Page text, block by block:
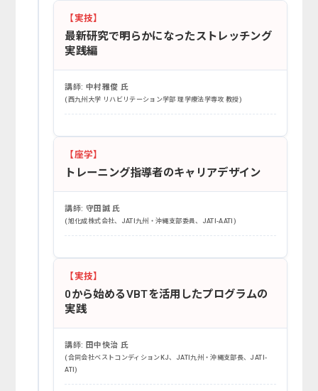
【実技】
最新研究で明らかになったストレッチング
実践編
講師: 中村雅俊 氏
(西九州大学 リハビリテーション学部 理学療法学専攻 教授)
【座学】
トレーニング指導者のキャリアデザイン
講師: 守田誠 氏
(旭化成株式会社、JATI九州・沖縄支部委員、JATI-AATI)
【実技】
0から始めるVBTを活用したプログラムの
実践
講師: 田中快治 氏
(合同会社ベストコンディションKJ、JATI九州・沖縄支部長、JATI-
ATI)